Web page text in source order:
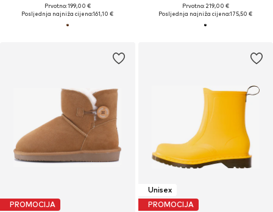
Prvotno: 199,00 €
Posljednja najniža cijena:161,10 €
Prvotno: 219,00 €
Posljednja najniža cijena:175,50 €
PROMOCIJA
Unisex
PROMOCIJA